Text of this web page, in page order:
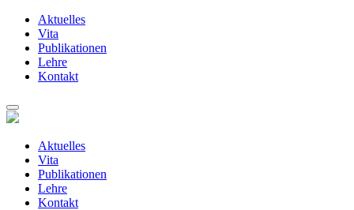
Aktuelles
Vita
Publikationen
Lehre
Kontakt
Zum
springenAktuelles
Vita
Publikationen
Lehre
Kontakt